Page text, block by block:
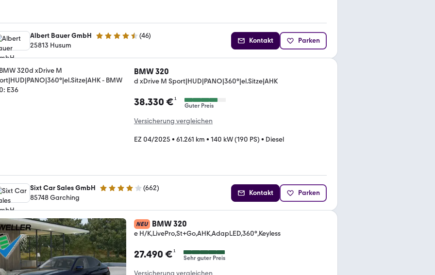
Albert Bauer GmbH 4.6 Sterne (46)
25813 Husum
Kontakt Parken
BMW 320
d xDrive M Sport|HUD|PANO|360°|el.Sitze|AHK
38.330 €¹
Guter Preis
Versicherung vergleichen
EZ 04/2025 • 61.261 km • 140 kW (190 PS) • Diesel
Sixt Car Sales GmbH 4.1 Sterne (662)
85748 Garching
Kontakt Parken
NEU BMW 320
e H/K,LivePro,St+Go,AHK,AdapLED,360°,Keyless
27.490 €¹
Sehr guter Preis
Versicherung vergleichen